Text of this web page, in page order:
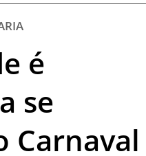
TURISMO SA TV
é
se
Carnaval